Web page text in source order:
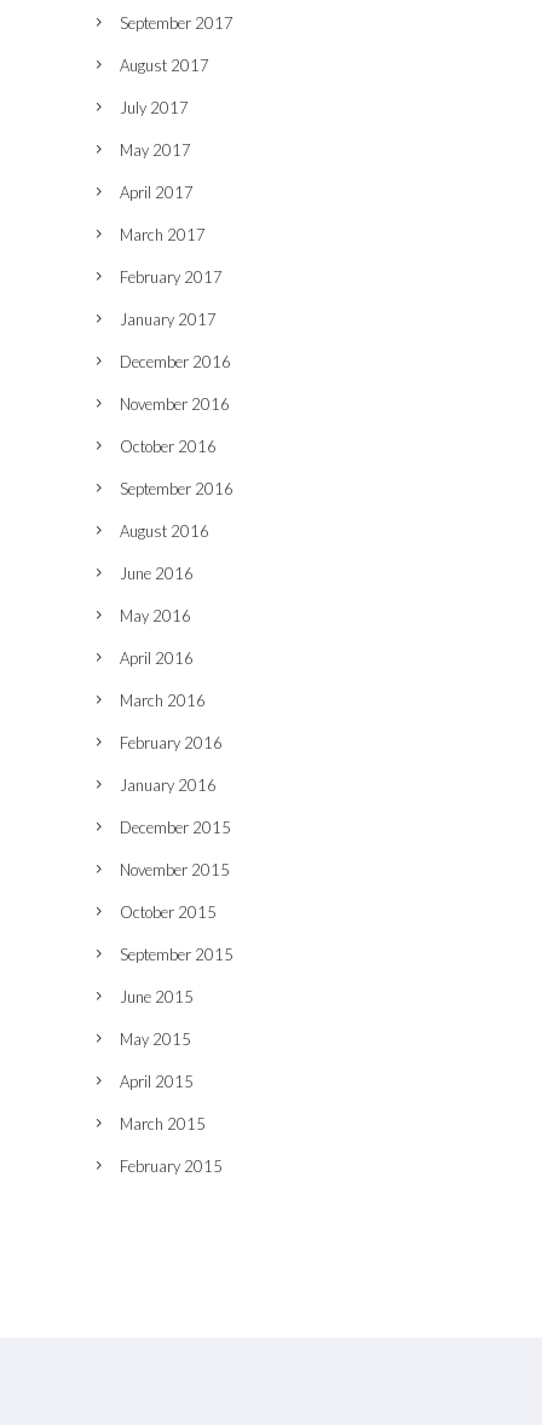
September 2017
August 2017
July 2017
May 2017
April 2017
March 2017
February 2017
January 2017
December 2016
November 2016
October 2016
September 2016
August 2016
June 2016
May 2016
April 2016
March 2016
February 2016
January 2016
December 2015
November 2015
October 2015
September 2015
June 2015
May 2015
April 2015
March 2015
February 2015